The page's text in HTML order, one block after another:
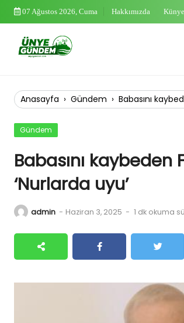
Skip
07 Ağustos 2026, Cuma Hakkımızda Künye
Anasayfa › Gündem › Babasını
Gündem
Babasını
‘Nurlarda uyu’
admin - Haziran 3, 2025 - 1 dk okuma